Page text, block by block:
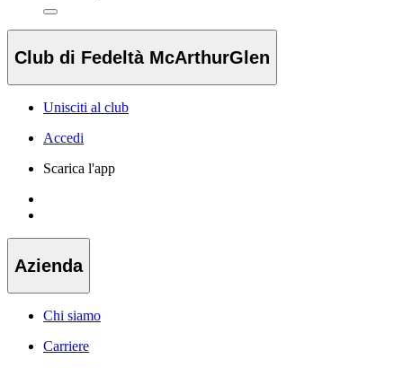
Club di Fedeltà McArthurGlen
Unisciti al club
Accedi
Scarica l'app
Azienda
Chi siamo
Carriere